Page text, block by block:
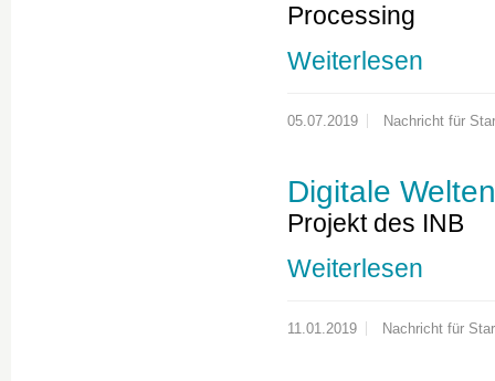
Processing
Weiterlesen
05.07.2019 Nachricht für
Digitale
Projekt des INB
Weiterlesen
11.01.2019 Nachricht für